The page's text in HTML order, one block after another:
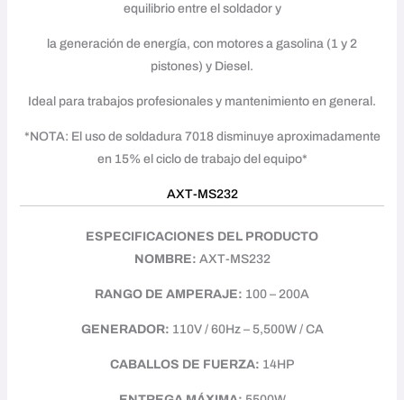
equilibrio entre el soldador y
la generación de energía, con motores a gasolina (1 y 2
pistones) y Diesel.
Ideal para trabajos profesionales y mantenimiento en general.
*NOTA: El uso de soldadura 7018 disminuye aproximadamente
en 15% el ciclo de trabajo del equipo*
AXT-MS232
ESPECIFICACIONES DEL PRODUCTO
NOMBRE: AXT-MS232
RANGO DE AMPERAJE: 100 – 200A
GENERADOR: 110V / 60Hz – 5,500W / CA
CABALLOS DE FUERZA: 14HP